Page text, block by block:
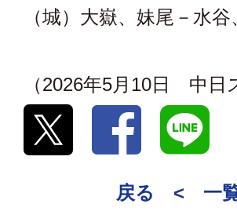
（城）大嶽、妹尾－水谷
（2026年5月10日 中日
戻る < 一